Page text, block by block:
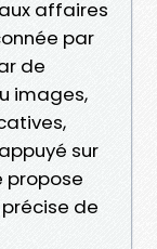
affaires
par
de
images,
sur
propose
de